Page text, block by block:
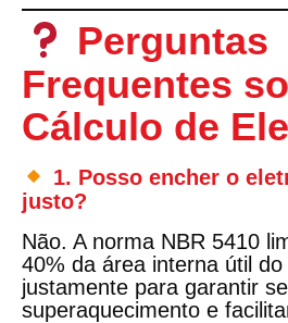
Perguntas
Frequentes
Cálculo de
1. Posso encher o
justo?
Não. A norma NBR 5410
40% da área interna útil
justamente para garantir
superaquecimento e